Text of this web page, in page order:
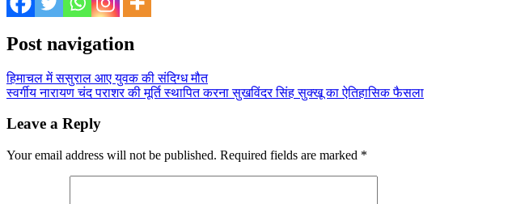
Post navigation
हिमाचल में ससुराल आए युवक की संदिग्ध मौत
स्वर्गीय नारायण चंद पराशर की मूर्ति स्थापित करना सुखविंदर सिंह सुक्खू का ऐतिहासिक फैसला
Leave a Reply
Your email address will not be published. Required fields are marked *